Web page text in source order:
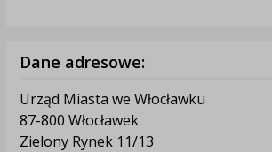
Dane adresowe:
Urząd Miasta we Włocławku
87-800 Włocławek
Zielony Rynek 11/13